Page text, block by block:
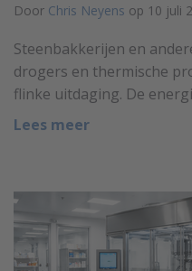
Door Chris Neyens op 10 juli
Steenbakkerijen en
drogers en thermische
flinke uitdaging. De
Lees meer